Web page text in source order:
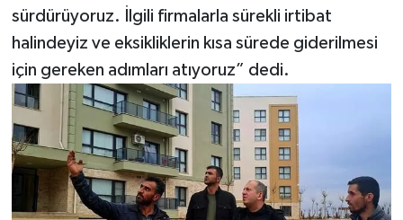
sürdürüyoruz. İlgili firmalarla sürekli irtibat
halindeyiz ve eksikliklerin kısa sürede giderilmesi
için gereken adımları atıyoruz” dedi.